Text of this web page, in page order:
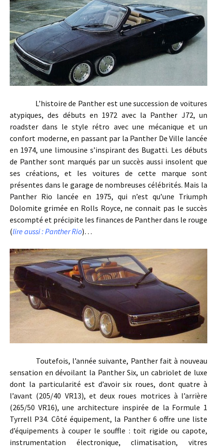
L’histoire de Panther est une succession de voitures
atypiques, des débuts en 1972 avec la Panther J72, un
roadster dans le style rétro avec une mécanique et un
confort moderne, en passant par la Panther De Ville lancée
en 1974, une limousine s’inspirant des Bugatti. Les débuts
de Panther sont marqués par un succès aussi insolent que
ses créations, et les voitures de cette marque sont
présentes dans le garage de nombreuses célébrités. Mais la
Panther Rio lancée en 1975, qui n’est qu’une Triumph
Dolomite grimée en Rolls Royce, ne connait pas le succès
escompté et précipite les finances de Panther dans le rouge
(lire aussi : Panther Rio)…
Toutefois, l’année suivante, Panther fait à nouveau
sensation en dévoilant la Panther Six, un cabriolet de luxe
dont la particularité est d’avoir six roues, dont quatre à
l’avant (205/40 VR13), et deux roues motrices à l’arrière
(265/50 VR16), une architecture inspirée de la Formule 1
Tyrrell P34. Côté équipement, la Panther 6 offre une liste
d’équipements à couper le souffle : toit rigide ou capote,
instrumentation électronique, climatisation, vitres